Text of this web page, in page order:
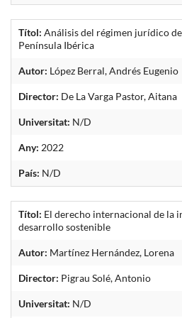
Títol: Análisis del régimen jurídico
Península Ibérica
Autor: López Berral, Andrés Eugenio
Director: De La Varga Pastor, Aitana
Universitat: N/D
Any: 2022
País: N/D
Títol: El derecho internacional de la
desarrollo sostenible
Autor: Martínez Hernández, Lorena
Director: Pigrau Solé, Antonio
Universitat: N/D